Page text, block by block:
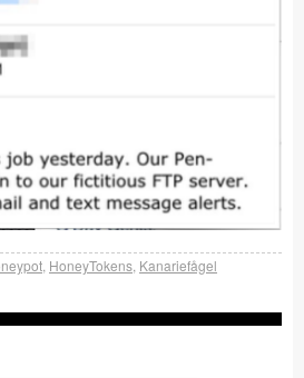
HoneyTokens Kanariefågel